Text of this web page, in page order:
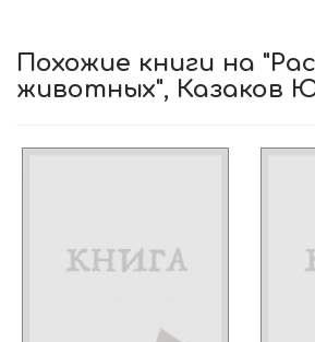
Похожие книги на
животных", Казаков